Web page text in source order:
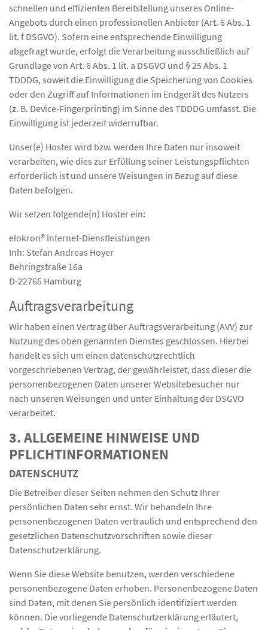
schnellen und effizienten Bereitstellung unseres Online-
Angebots durch einen professionellen Anbieter (Art. 6 Abs. 1
lit. f DSGVO). Sofern eine entsprechende Einwilligung
abgefragt wurde, erfolgt die Verarbeitung ausschließlich auf
Grundlage von Art. 6 Abs. 1 lit. a DSGVO und § 25 Abs. 1
TDDDG, soweit die Einwilligung die Speicherung von Cookies
oder den Zugriff auf Informationen im Endgerät des Nutzers
(z. B. Device-Fingerprinting) im Sinne des TDDDG umfasst. Die
Einwilligung ist jederzeit widerrufbar.
Unser(e) Hoster wird bzw. werden Ihre Daten nur insoweit
verarbeiten, wie dies zur Erfüllung seiner Leistungspflichten
erforderlich ist und unsere Weisungen in Bezug auf diese
Daten befolgen.
Wir setzen folgende(n) Hoster ein:
elokron® Internet-Dienstleistungen
Inh: Stefan Andreas Hoyer
Behringstraße 16a
D-22765 Hamburg
Auftragsverarbeitung
Wir haben einen Vertrag über Auftragsverarbeitung (AVV) zur
Nutzung des oben genannten Dienstes geschlossen. Hierbei
handelt es sich um einen datenschutzrechtlich
vorgeschriebenen Vertrag, der gewährleistet, dass dieser die
personenbezogenen Daten unserer Websitebesucher nur
nach unseren Weisungen und unter Einhaltung der DSGVO
verarbeitet.
3. ALLGEMEINE HINWEISE UND
PFLICHT­INFORMATIONEN
DATENSCHUTZ
Die Betreiber dieser Seiten nehmen den Schutz Ihrer
persönlichen Daten sehr ernst. Wir behandeln Ihre
personenbezogenen Daten vertraulich und entsprechend den
gesetzlichen Datenschutzvorschriften sowie dieser
Datenschutzerklärung.
Wenn Sie diese Website benutzen, werden verschiedene
personenbezogene Daten erhoben. Personenbezogene Daten
sind Daten, mit denen Sie persönlich identifiziert werden
können. Die vorliegende Datenschutzerklärung erläutert,